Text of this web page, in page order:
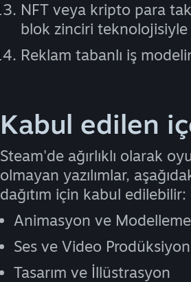
NFT veya kripto para
blok zinciri
Reklam tabanlı iş
Kabul edilen
Steam'de ağırlıklı olarak
olmayan yazılımlar,
dağıtım için kabul edilebilir:
Animasyon ve Modelleme
Ses ve Video
Tasarım ve İllüstrasyon